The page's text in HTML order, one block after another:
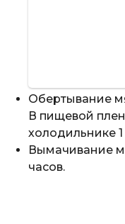
Обертывание
В пищевой
холодильнике
Вымачивание
часов.